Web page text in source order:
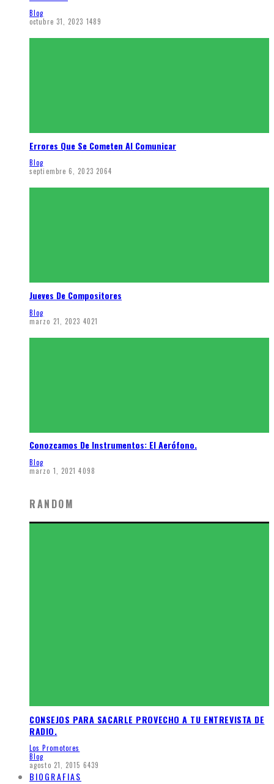
Blog
octubre 31, 2023 1489
Errores Que Se Cometen Al Comunicar
Blog
septiembre 6, 2023 2064
Jueves De Compositores
Blog
marzo 21, 2023 4021
Conozcamos De Instrumentos: El Aerófono.
Blog
marzo 1, 2021 4098
RANDOM
CONSEJOS PARA SACARLE PROVECHO A TU ENTREVISTA DE
RADIO.
Los Promotores
Blog
agosto 21, 2015 6439
BIOGRAFIAS